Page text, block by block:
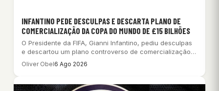
INFANTINO PEDE DESCULPAS E DESCARTA PLANO DE
COMERCIALIZAÇÃO DA COPA DO MUNDO DE £15 BILHÕES
O Presidente da FIFA, Gianni Infantino, pediu desculpas
e descartou um plano controverso de comercialização…
Oliver Obel6 Ago 2026